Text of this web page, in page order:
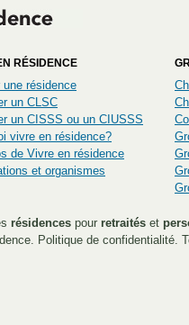
RÉSIDENCE
une résidence
un CLSC
un CISSS ou un CIUSSS
vivre en résidence?
de Vivre en résidence
et organismes
résidences pour retraités et
Politique de confidentialité .